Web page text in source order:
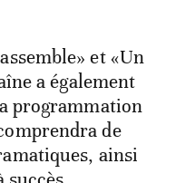
et «Un
a également
programmation
de
ainsi